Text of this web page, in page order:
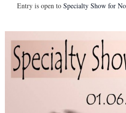
Entry is open toSpecialty Show for